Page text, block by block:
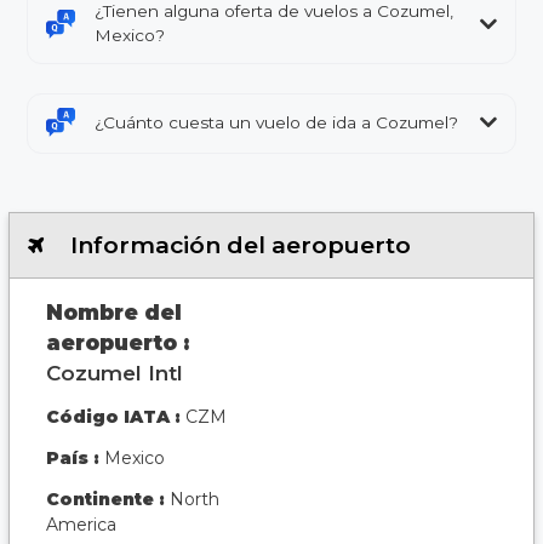
¿Tienen alguna oferta de vuelos a Cozumel,
Mexico?
¿Cuánto cuesta un vuelo de ida a Cozumel?
Información del aeropuerto
Nombre del
aeropuerto :
Cozumel Intl
Código IATA : CZM
País : Mexico
Continente : North
America